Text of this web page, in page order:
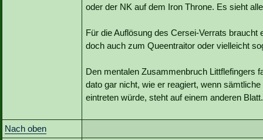
oder der NK auf dem Iron Throne. Es sieht
Für die Auflösung des Cersei-Verrats
doch auch zum Queentraitor oder vielleicht
Den mentalen Zusammenbruch Littflefingers
dato gar nicht, wie er reagiert, wenn
eintreten würde, steht auf einem anderen
Nach oben